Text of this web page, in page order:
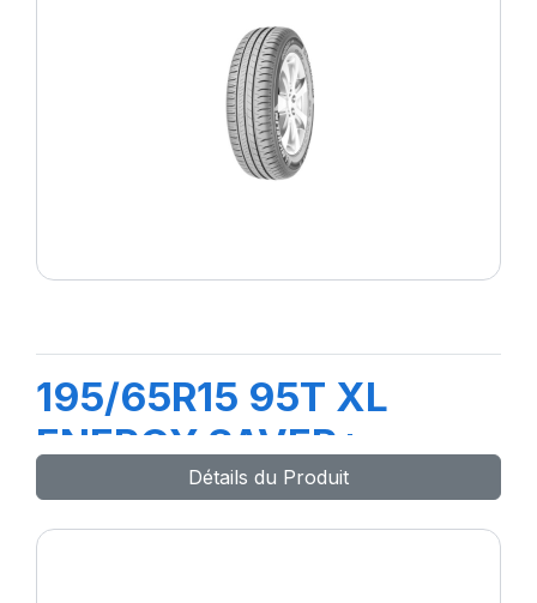
195/65R15 95T XL
ENERGY SAVER+
Détails du Produit